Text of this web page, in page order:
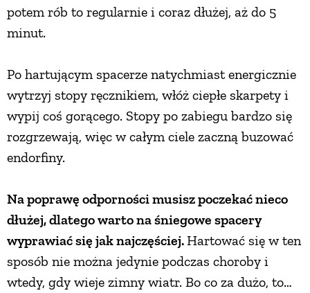
potem rób to regularnie i coraz dłużej, aż do 5
minut.
Po hartującym spacerze natychmiast energicznie
wytrzyj stopy ręcznikiem, włóż ciepłe skarpety i
wypij coś gorącego. Stopy po zabiegu bardzo się
rozgrzewają, więc w całym ciele zaczną buzować
endorfiny.
Na poprawę odporności musisz poczekać nieco
dłużej, dlatego warto na śniegowe spacery
wyprawiać się jak najczęściej.Hartować się w ten
sposób nie można jedynie podczas choroby i
wtedy, gdy wieje zimny wiatr. Bo co za dużo, to…